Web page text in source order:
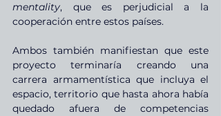
mentality, que es perjudicial a la
cooperación entre estos países.
Ambos también manifiestan que este
proyecto terminaría creando una
carrera armamentística que incluya el
espacio, territorio que hasta ahora había
quedado afuera de competencias